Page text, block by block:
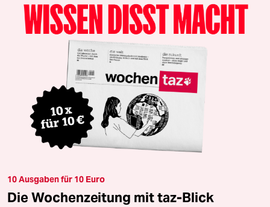
10 Ausgaben für 10 Euro
Die Wochenzeitung mit taz-Blick